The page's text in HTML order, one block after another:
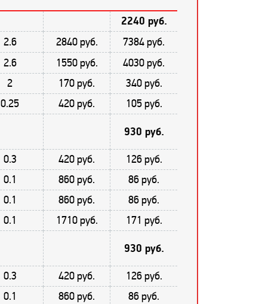
2240 руб.
2.6 2840 руб.
7384 руб.
2.6 1550 руб.
4030 руб.
2 170 руб.
340 руб.
0.25 420 руб. 105 руб.
930 руб.
0.3 420 руб.
126 руб.
0.1 860 руб.
86 руб.
0.1 860 руб.
86 руб.
0.1 1710 руб. 171 руб.
930 руб.
0.3 420 руб.
126 руб.
0.1 860 руб.
86 руб.